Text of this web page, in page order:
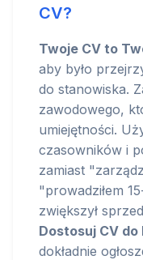
CV?
Twoje CV to
aby było
do stanowiska.
zawodowego,
umiejętności.
czasowników i
zamiast
"prowadziłem
zwiększył
Dostosuj CV
dokładnie